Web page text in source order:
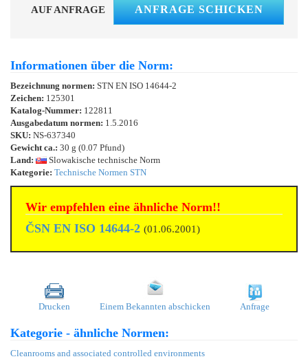
AUF ANFRAGE ANFRAGE SCHICKEN
Informationen über die Norm:
Bezeichnung normen: STN EN ISO 14644-2
Zeichen: 125301
Katalog-Nummer: 122811
Ausgabedatum normen: 1.5.2016
SKU: NS-637340
Gewicht ca.: 30 g (0.07 Pfund)
Land:
Slowakische technische Norm
Kategorie: Technische Normen STN
Wir empfehlen eine ähnliche Norm!!
ČSN EN ISO 14644-2 (01.06.2001)
Drucken Einem Bekannten abschicken Anfrage
Kategorie - ähnliche Normen:
Cleanrooms and associated controlled environments